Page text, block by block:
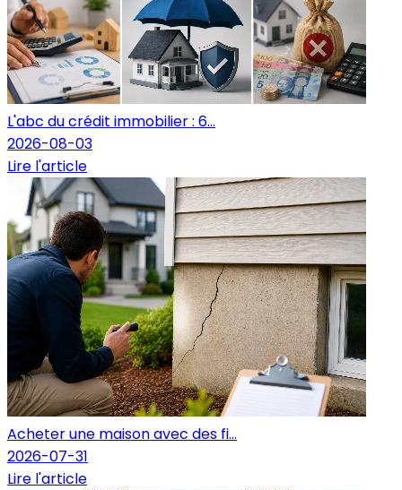
L'abc du crédit immobilier : 6...
2026-08-03
Lire l'article
Acheter une maison avec des fi...
2026-07-31
Lire l'article